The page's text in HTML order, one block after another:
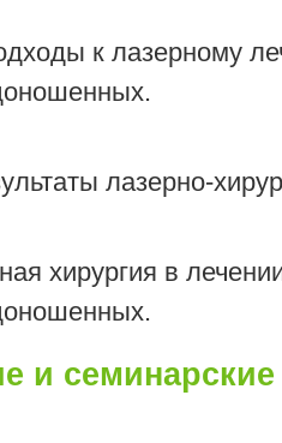
к лазерному
лазерно-
хирургия в
и семинарские